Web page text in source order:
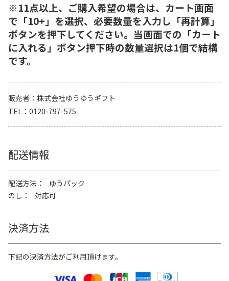
※11点以上、ご購入希望の場合は、カート画面
で「10+」を選択、必要数量を入力し「再計算」
ボタンを押下してください。当画面での「カート
に入れる」ボタン押下時の数量選択は1個で結構
です。
販売者
株式会社ゆうゆうギフト
TEL
0120-797-575
配送情報
配送方法
ゆうパック
のし
対応可
決済方法
下記の決済方法がご利用頂けます。